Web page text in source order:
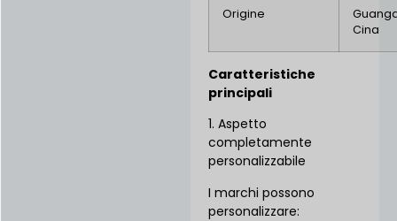
Origine
Cina
Caratteristiche
principali
1. Aspetto
completamente
personalizzabile
I marchi possono
personalizzare: